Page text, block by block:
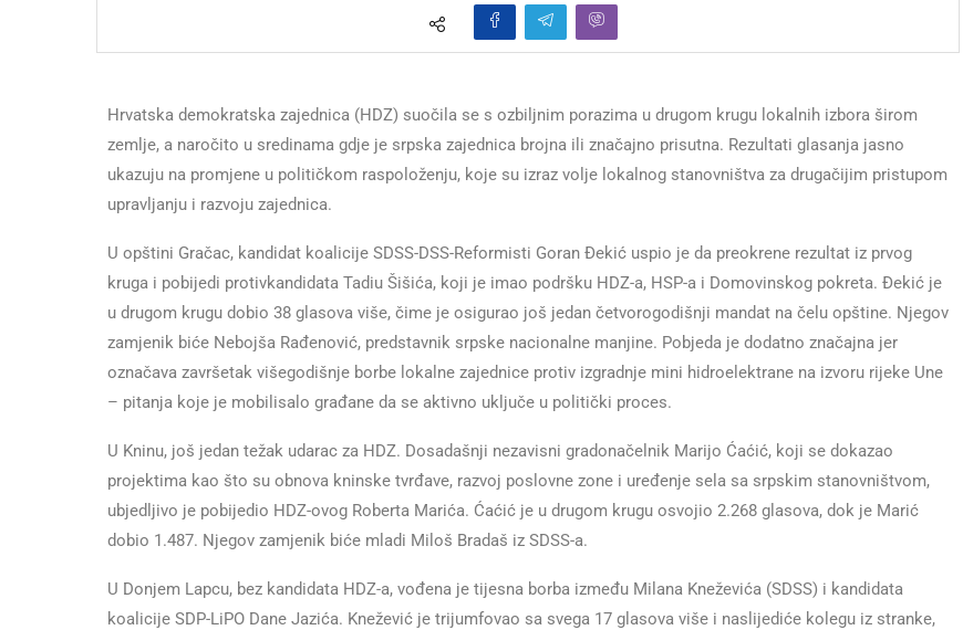
Hrvatska demokratska zajednica (HDZ) suočila se s ozbiljnim porazima u drugom krugu lokalnih izbora širom
zemlje, a naročito u sredinama gdje je srpska zajednica brojna ili značajno prisutna. Rezultati glasanja jasno
ukazuju na promjene u političkom raspoloženju, koje su izraz volje lokalnog stanovništva za drugačijim pristupom
upravljanju i razvoju zajednica.
U opštini Gračac, kandidat koalicije SDSS-DSS-Reformisti Goran Đekić uspio je da preokrene rezultat iz prvog
kruga i pobijedi protivkandidata Tadiu Šišića, koji je imao podršku HDZ-a, HSP-a i Domovinskog pokreta. Đekić je
u drugom krugu dobio 38 glasova više, čime je osigurao još jedan četvorogodišnji mandat na čelu opštine. Njegov
zamjenik biće Nebojša Rađenović, predstavnik srpske nacionalne manjine. Pobjeda je dodatno značajna jer
označava završetak višegodišnje borbe lokalne zajednice protiv izgradnje mini hidroelektrane na izvoru rijeke Une
– pitanja koje je mobilisalo građane da se aktivno uključe u politički proces.
U Kninu, još jedan težak udarac za HDZ. Dosadašnji nezavisni gradonačelnik Marijo Ćaćić, koji se dokazao
projektima kao što su obnova kninske tvrđave, razvoj poslovne zone i uređenje sela sa srpskim stanovništvom,
ubjedljivo je pobijedio HDZ-ovog Roberta Marića. Ćaćić je u drugom krugu osvojio 2.268 glasova, dok je Marić
dobio 1.487. Njegov zamjenik biće mladi Miloš Bradaš iz SDSS-a.
U Donjem Lapcu, bez kandidata HDZ-a, vođena je tijesna borba između Milana Kneževića (SDSS) i kandidata
koalicije SDP-LiPO Dane Jazića. Knežević je trijumfovao sa svega 17 glasova više i naslijediće kolegu iz stranke,